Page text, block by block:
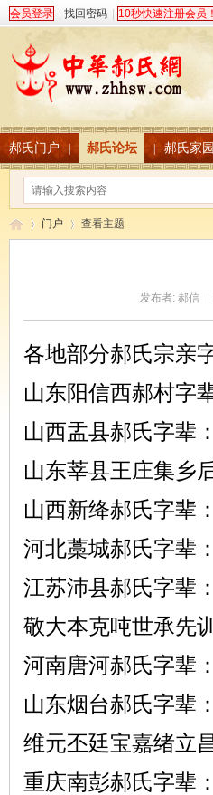
会员登录 找回密码 10秒快速注册会员！
郝氏门户 | 郝氏论坛 郝氏家园
门户 查看主题
发布者: 郝信
各地部分郝氏宗亲
山东阳信西郝村字
山西盂县郝氏字辈
山东莘县王庄集乡
山西新绛郝氏字辈
河北藁城郝氏字辈
江苏沛县郝氏字辈
敬大本克吨世承先
河南唐河郝氏字辈
山东烟台郝氏字辈
维元丕廷宝嘉绪立昌
重庆南彭郝氏字辈